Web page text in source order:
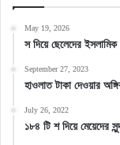
May 19, 2026
স দিয়ে ছেলেদের
September 27, 2023
হাওলাত টাকা দেওয়ার
July 26, 2022
১৮৪ টি শ দিয়ে মেয়েদের